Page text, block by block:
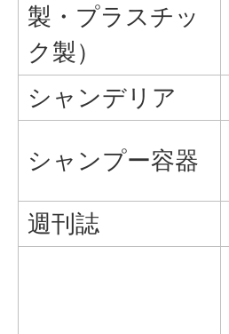
製・プラスチッ
ク製）
シャンデリア
シャンプー容器
週刊誌